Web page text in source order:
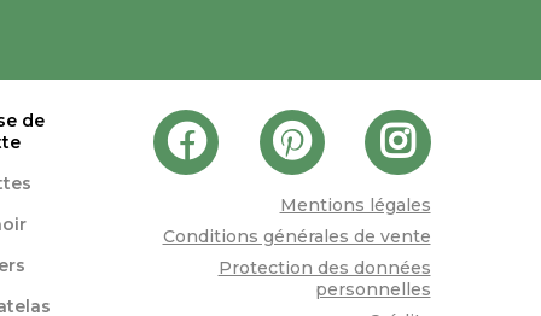
de
Mentions légales
Conditions générales de vente
Protection des données
personnelles